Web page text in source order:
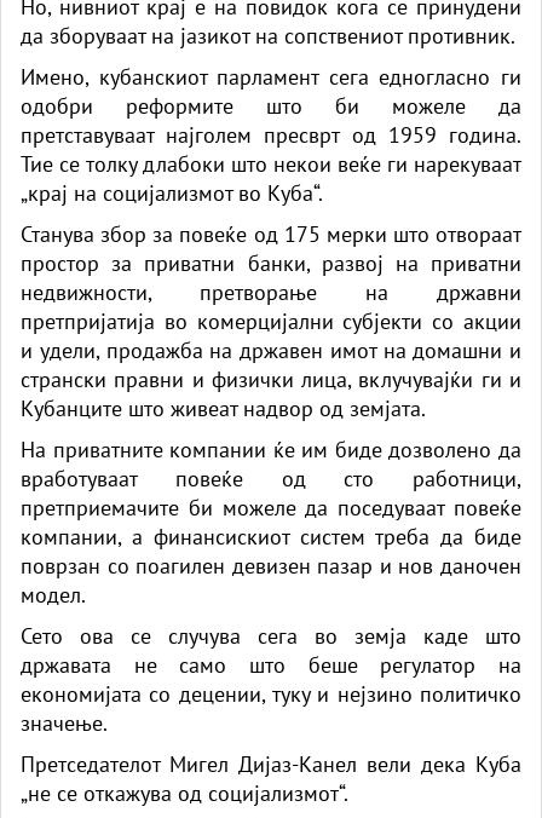
Но, нивниот крај е на повидок кога се принудени
да зборуваат на јазикот на сопствениот противник.
Имено, кубанскиот парламент сега едногласно ги
одобри реформите што би можеле да
претставуваат најголем пресврт од 1959 година.
Тие се толку длабоки што некои веќе ги нарекуваат
„крај на социјализмот во Куба“.
Станува збор за повеќе од 175 мерки што отвораат
простор за приватни банки, развој на приватни
недвижности, претворање на државни
претпријатија во комерцијални субјекти со акции
и удели, продажба на државен имот на домашни и
странски правни и физички лица, вклучувајќи ги и
Кубанците што живеат надвор од земјата.
На приватните компании ќе им биде дозволено да
вработуваат повеќе од сто работници,
претприемачите би можеле да поседуваат повеќе
компании, а финансискиот систем треба да биде
поврзан со поагилен девизен пазар и нов даночен
модел.
Сето ова се случува сега во земја каде што
државата не само што беше регулатор на
економијата со децении, туку и нејзино политичко
значење.
Претседателот Мигел Дијаз-Канел вели дека Куба
„не се откажува од социјализмот“.